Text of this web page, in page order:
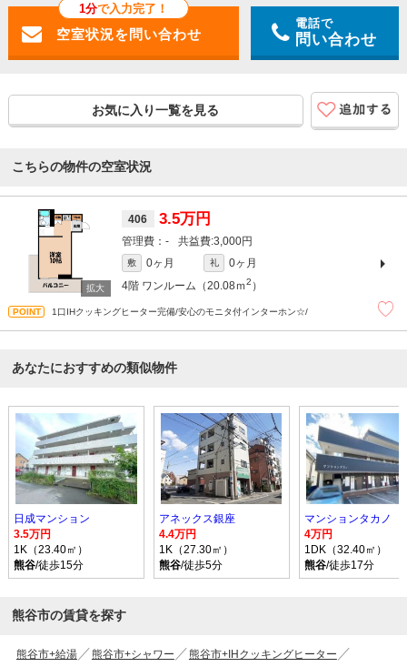
1分で入力完了！
電話で
問い合わせ
お気に入り一覧を見る
こちらの物件の空室状況
406 3.5万円
- 3,000円
敷 0ヶ月 礼
0ヶ月
4階 ワンルーム（20.08ｍ2 ）
1口IHクッキングヒーター完備/安心のモニタ付インターホン☆/
あなたにおすすめの類似物件
日成マンション
3.5万円
1K（23.40㎡）
熊谷/徒歩15分
アネックス銀座
4.4万円
1K（27.30㎡）
熊谷/徒歩5分
マンションタカノ
4万円
1DK（32.40㎡）
熊谷/徒歩17分
熊谷市の賃貸を探す
熊谷市+給湯 熊谷市+シャワー
熊谷市+IHクッキングヒーター